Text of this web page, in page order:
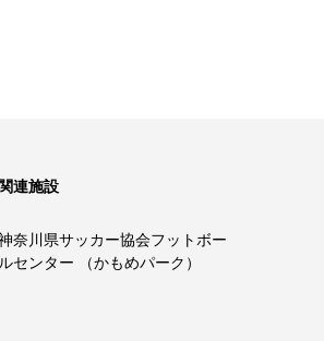
関連施設
奈川県サッカー協会フットボー
ルセンター （かもめパーク）